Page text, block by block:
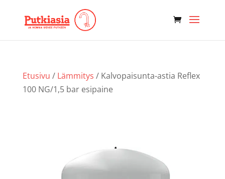
Etusivu / Lämmitys / Kalvopaisunta-astia Reflex
100 NG/1,5 bar esipaine